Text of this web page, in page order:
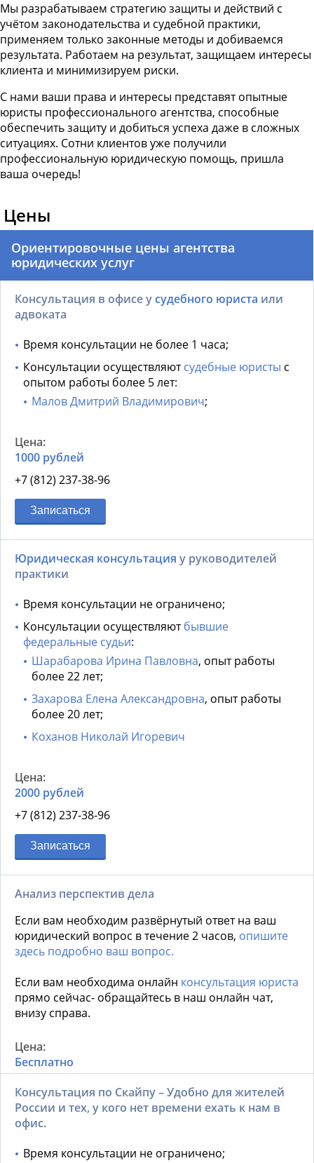
Мы разрабатываем стратегию защиты и действий с
учётом законодательства и судебной практики,
применяем только законные методы и добиваемся
результата. Работаем на результат, защищаем интересы
клиента и минимизируем риски.
С нами ваши права и интересы представят опытные
юристы профессионального агентства, способные
обеспечить защиту и добиться успеха даже в сложных
ситуациях. Сотни клиентов уже получили
профессиональную юридическую помощь, пришла
ваша очередь!
Цены
Ориентировочные цены агентства
юридических услуг
Консультация в офисе усудебного юриста или
адвоката
Время консультации не более 1 часа;
Консультации осуществляютсудебные юристы с
опытом работы более 5 лет:
Малов Дмитрий Владимирович;
1000 рублей
+7 (812) 237-38-96
Записаться
Юридическая консультация у руководителей
практики
Время консультации не ограничено;
Консультации осуществляютбывшие
федеральные судьи:
Шарабарова Ирина Павловна, опыт работы
более 22 лет;
Захарова Елена Александровна, опыт работы
более 20 лет;
Коханов Николай Игоревич
2000 рублей
+7 (812) 237-38-96
Записаться
Анализ перспектив дела
Если вам необходим развёрнутый ответ на ваш
юридический вопрос в течение 2 часов, опишите
здесь подробно ваш вопрос.
Если вам необходима онлайн консультация юриста
прямо сейчас- обращайтесь в наш онлайн чат,
внизу справа.
Бесплатно
Консультация по Скайпу – Удобно для жителей
России и тех, у кого нет времени ехать к нам в
офис.
Время консультации не ограничено;